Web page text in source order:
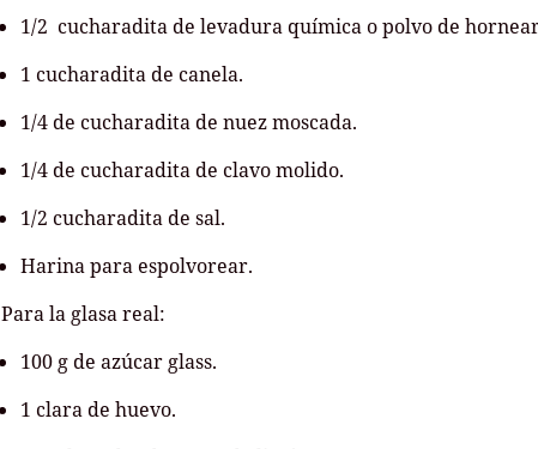
1/2 cucharadita de levadura química o polvo de
1 cucharadita de canela.
1/4 de cucharadita de nuez moscada.
1/4 de cucharadita de clavo molido.
1/2 cucharadita de sal.
Harina para espolvorear.
Para la glasa real:
100 g de azúcar glass.
1 clara de huevo.